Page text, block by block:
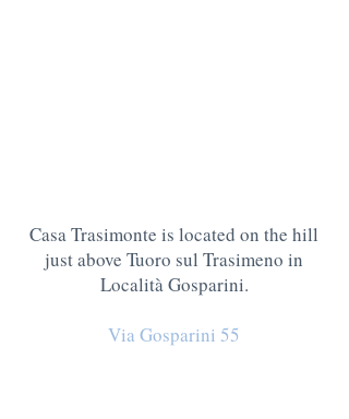
Casa Trasimonte is located on the hill
just above Tuoro sul Trasimeno in
Località Gosparini.
Via Gosparini 55